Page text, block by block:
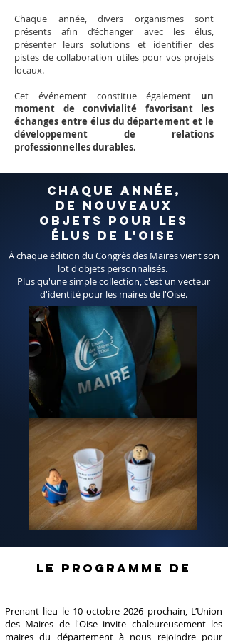
Chaque année, divers organismes sont
présents afin d’échanger avec les élus,
présenter leurs solutions et identifier des
pistes de collaboration utiles pour vos projets
locaux.
Cet événement constitue également un
moment de convivialité favorisant les
échanges entre élus du département et le
développement de relations
professionnelles durables.
Chaque Année,
de nouveaux
objets pour les
élus DE L'Oise
À chaque édition du Congrès des Maires vient son
lot d'objets personnalisés.
Plus qu'une simple collection, c'est un vecteur
d'identité pour les maires de l'Oise.
Le programme de
Prenant lieu le 10 octobre 2026 prochain, L’Union
des Maires de l'Oise invite chaleureusement les
maires du département à nous rejoindre pour